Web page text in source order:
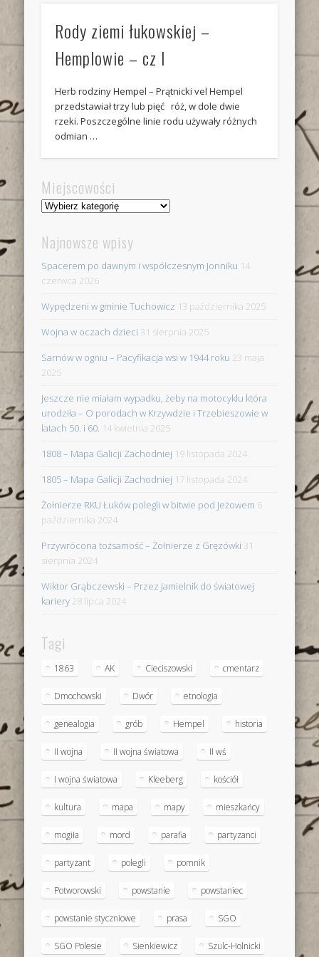
Rody ziemi łukowskiej –
Hemplowie – cz I
Herb rodziny Hempel – Prątnicki vel Hempel
przedstawiał trzy lub pięć róż, w dole dwie
rzeki. Poszczególne linie rodu używały różnych
odmian …
Miejscowości
Miejscowości
Najnowsze wpisy
Spacerem po dawnym i współczesnym Jonniku 14
czerwca 2026
Wypędzeni w gminie Tuchowicz 13 października 2025
Wojna w oczach dzieci 31 sierpnia 2025
Sarnów w ogniu – Pacyfikacja wsi w 1944 roku 23 maja
2025
Jeszcze nie miałam wypadku, żeby na motocyklu która
urodziła – O porodach w Krzywdzie i Trzebieszowie w
latach 50. i 60. 14 kwietnia 2025
1808 – Mapa Galicji Zachodniej 19 listopada 2024
1805 – Mapa Galicji Zachodniej 17 listopada 2024
Żołnierze RKU Łuków polegli w bitwie pod Jeżowem 6
października 2024
Przywrócona tożsamość – Żołnierze z Gręzówki 31
sierpnia 2024
Wiktor Grąbczewski – Przez Jamielnik do światowej
kariery 28 lipca 2024
Tagi
1863 AK Cieciszowski cmentarz
Dmochowski Dwór etnologia
genealogia grób Hempel historia
II wojna II wojna światowa II wś
I wojna światowa Kleeberg kościół
kultura mapa mapy mieszkańcy
mogiła mord parafia partyzanci
partyzant polegli pomnik
Potworowski powstanie powstaniec
powstanie styczniowe prasa SGO
SGO Polesie Sienkiewicz Szulc-Holnicki